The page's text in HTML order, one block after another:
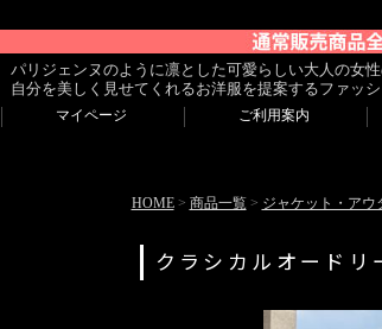
パリジェンヌのように凛とした可愛らしい大人の女性
自分を美しく見せてくれるお洋服を提案するファッシ
マイページ ご利用案内
HOME> 商品一覧> ジャケット・アウ
クラシカルオード